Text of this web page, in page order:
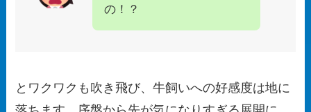
の！？
とワクワクも吹き飛び、牛飼いへの好感度は地に